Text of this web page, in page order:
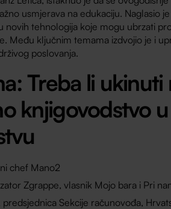
usmjerava na edukaciju. Naglasio
novih tehnologija koje mogu ubrzati
Među ključnim temama izdvojio je i
poslovanja.
Treba li
knjigovodstvo u
chef Mano2
Zgrappe, vlasnik Mojo bara i Pri
predsjednica Sekcije računovođa,